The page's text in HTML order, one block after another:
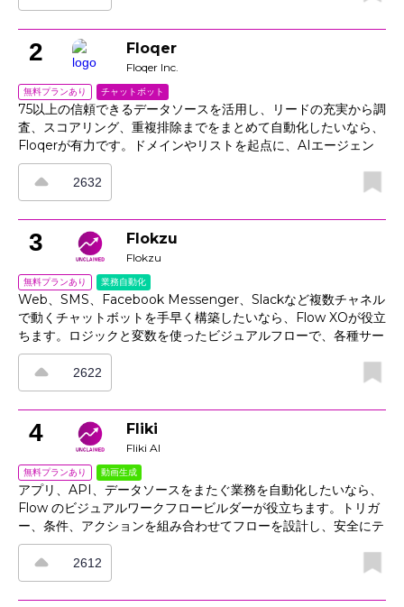
フォントや色をチャネル全体で統一可能です。主要プラットフォ
ーム向けに最適化されたサイズで書き出せるため、専用の編集ソ
フトがなくても効率よくコンテンツを公開できます。さらに、マ
ルチボイスの対話作成やシンプルなシーン操作にも対応してお
り、編集に不慣れな人でも扱いやすいのが特長です。
2 Floqer
Floqer Inc.
無料プランあり チャットボット
75以上の信頼できるデータソースを活用し、リードの充実から調
査、スコアリング、重複排除までをまとめて自動化したいなら、
Floqerが有力です。ドメインやリストを起点に、AIエージェン
トが人物・企業の特定、企業情報や連絡先情報の補完、引用情報
付きの関連性要約まで実行し、GTM（Go-to-Market）活動を支
援します。さらに、意図に基づくシグナルとルールで見込み客を
適切な戦略へ振り分け、常に最新の状態でリストを管理。タブ移
動やスプレッドシート作業、場当たり的なスクレイピングに頼ら
ず、質の高いパイプライン構築を進められます。
2632
3 Flokzu
Flokzu
無料プランあり 業務自動化
Web、SMS、Facebook Messenger、Slackなど複数チャネル
で動くチャットボットを手早く構築したいなら、Flow XOが役立
ちます。ロジックと変数を使ったビジュアルフローで、各種サー
ビスと連携しながらデータ取得やチケット作成を自動化できま
す。ライブチャットでは人間が自然に引き継げるほか、会話ログ
のトランスクリプトを記録してコーチングや品質改善に活用でき
ます。さらにアナリティクスで離脱ポイントを把握し、リリース
ごとのユーザー体験向上にもつなげられます。集中管理されたロ
ジックにより、プラットフォームごとの再構築を減らし、運用と
拡張の手間も抑えやすいのが特長です。
2622
4 Fliki
Fliki AI
無料プランあり 動画生成
アプリ、API、データソースをまたぐ業務を自動化したいなら、
Flow のビジュアルワークフロービルダーが役立ちます。トリガ
ー、条件、アクションを組み合わせてフローを設計し、安全にテ
ストしたうえで、スケジュール実行やイベント実行に対応できま
す。HTTP、Webhook、データベースも定型コードなしで接続
でき、ログ、再試行、アラートによって自動化の安定運用を支え
ます。さらに、バージョン管理と変数でステージング環境と本番
2612